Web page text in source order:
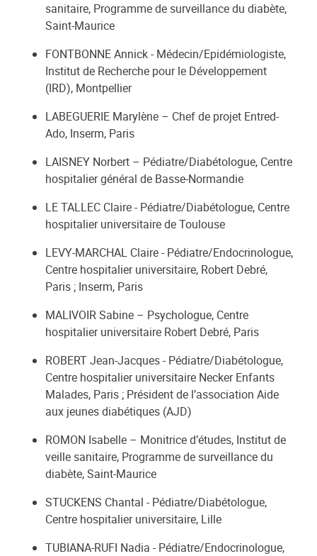
sanitaire, Programme de surveillance du diabète,
Saint-Maurice
FONTBONNE Annick - Médecin/Epidémiologiste,
Institut de Recherche pour le Développement
(IRD), Montpellier
LABEGUERIE Marylène – Chef de projet Entred-
Ado, Inserm, Paris
LAISNEY Norbert – Pédiatre/Diabétologue, Centre
hospitalier général de Basse-Normandie
LE TALLEC Claire - Pédiatre/Diabétologue, Centre
hospitalier universitaire de Toulouse
LEVY-MARCHAL Claire - Pédiatre/Endocrinologue,
Centre hospitalier universitaire, Robert Debré,
Paris ; Inserm, Paris
MALIVOIR Sabine – Psychologue, Centre
hospitalier universitaire Robert Debré, Paris
ROBERT Jean-Jacques - Pédiatre/Diabétologue,
Centre hospitalier universitaire Necker Enfants
Malades, Paris ; Président de l’association Aide
aux jeunes diabétiques (AJD)
ROMON Isabelle – Monitrice d’études, Institut de
veille sanitaire, Programme de surveillance du
diabète, Saint-Maurice
STUCKENS Chantal - Pédiatre/Diabétologue,
Centre hospitalier universitaire, Lille
TUBIANA-RUFI Nadia - Pédiatre/Endocrinologue,